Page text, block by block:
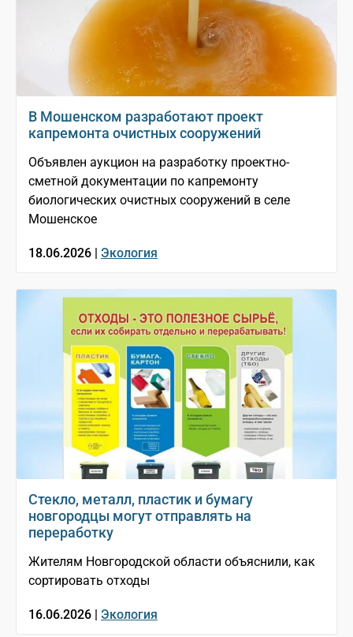
В Мошенском разработают проект
капремонта очистных сооружений
Объявлен аукцион на разработку проектно-
сметной документации по капремонту
биологических очистных сооружений в селе
Мошенское
18.06.2026 | Экология
Стекло, металл, пластик и бумагу
новгородцы могут отправлять на
переработку
Жителям Новгородской области объяснили, как
сортировать отходы
16.06.2026 | Экология